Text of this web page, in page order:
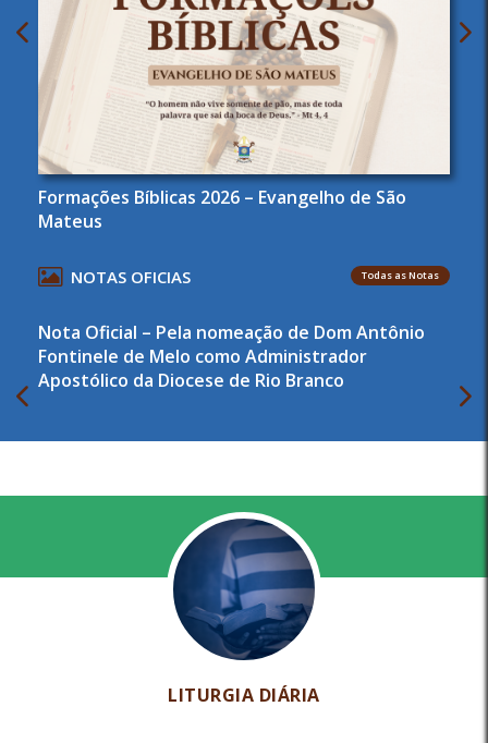
Formações Bíblicas 2026 – Evangelho de São
Mateus
NOTAS OFICIAS Todas as Notas
Nota Oficial – Pela nomeação de Dom Antônio
Fontinele de Melo como Administrador
Apostólico da Diocese de Rio Branco
LITURGIA DIÁRIA